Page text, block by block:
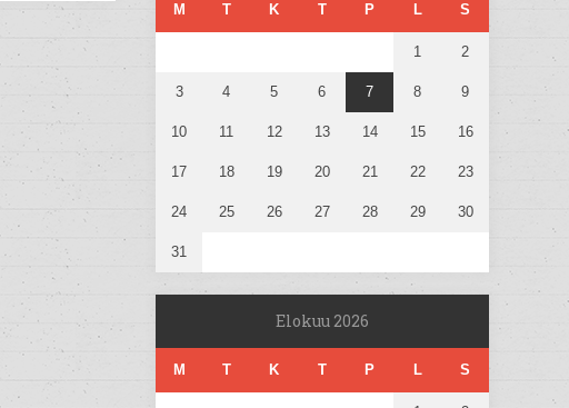
M T K T P L S
1 2
3 4 5 6 7 8 9
10 11 12 13 14 15 16
17 18 19 20 21 22 23
24 25 26 27 28 29 30
31
Elokuu 2026
M T K T P L S